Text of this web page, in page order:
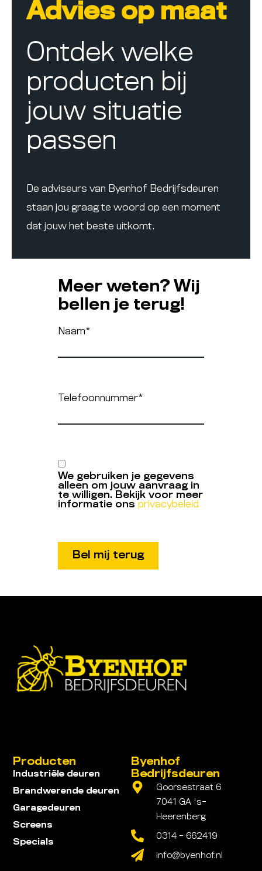
Advies op maat
Ontdek welke
producten bij
jouw situatie
passen
De adviseurs van Byenhof Bedrijfsdeuren
staan jou graag te woord op een moment
dat jouw het beste uitkomt.
Meer weten? Wij
bellen je terug!
Naam*
Telefoonnummer*
We gebruiken je gegevens
alleen om jouw aanvraag in
te willigen. Bekijk voor meer
informatie ons privacybeleid
Byenhof
Bedrijfsdeuren
Goorsestraat 6
7041 GA 's-
Heerenberg
0314 - 662419
info@byenhof.nl
Producten
Industriële deuren
Brandwerende deuren
Garagedeuren
Screens
Specials